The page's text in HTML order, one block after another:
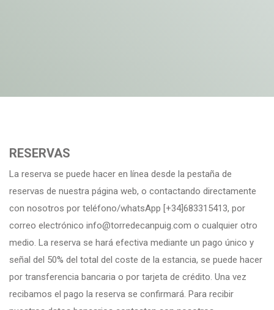
RESERVAS
La reserva se puede hacer en línea desde la pestaña de
reservas de nuestra página web, o contactando directamente
con nosotros por teléfono/whatsApp [+34]683315413, por
correo electrónico info@torredecanpuig.com o cualquier otro
medio. La reserva se hará efectiva mediante un pago único y
señal del 50% del total del coste de la estancia, se puede hacer
por transferencia bancaria o por tarjeta de crédito. Una vez
recibamos el pago la reserva se confirmará. Para recibir